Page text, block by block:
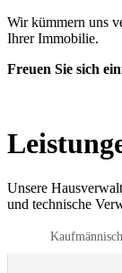
Wir kümmern uns
Ihrer Immobilie.
Freuen Sie sich
Unsere
und technische